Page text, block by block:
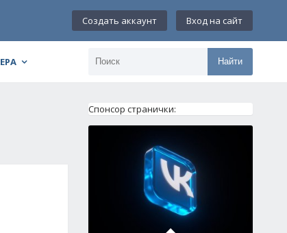
Создать аккаунт Вход на сайт
Найти
Спонсор странички: